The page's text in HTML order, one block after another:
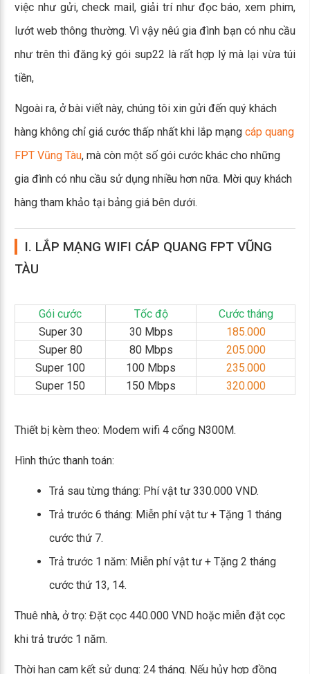
việc như gửi, check mail, giải trí như đọc báo, xem phim,
lướt web thông thường. Vì vậy nêú gia đình bạn có nhu cầu
như trên thì đăng ký gói sup22 là rất hợp lý mà lại vừa túi
tiền,
Ngoài ra, ở bài viết này, chúng tôi xin gửi đến quý khách
hàng không chỉ giá cước thấp nhất khi lắp mạng cáp quang
FPT Vũng Tàu, mà còn một số gói cước khác cho những
gia đình có nhu cầu sử dụng nhiều hơn nữa. Mời quy khách
hàng tham khảo tại bảng giá bên dưới.
I. LẮP MẠNG WIFI CÁP QUANG FPT VŨNG
TÀU
Gói cước Tốc độ
Cước tháng
Super 30
30 Mbps
185.000
Super 80
80 Mbps
205.000
Super 100
100 Mbps
235.000
Super 150
150 Mbps 320.000
Thiết bị kèm theo: Modem wifi 4 cổng N300M.
Hình thức thanh toán:
Trả sau từng tháng: Phí vật tư 330.000 VND.
Trả trước 6 tháng: Miễn phí vật tư + Tặng 1 tháng
cước thứ 7.
Trả trước 1 năm: Miễn phí vật tư + Tặng 2 tháng
cước thứ 13, 14.
Thuê nhà, ở trọ: Đặt cọc 440.000 VND hoặc miễn đặt cọc
khi trả trước 1 năm.
Thời hạn cam kết sử dụng: 24 tháng. Nếu hủy hợp đồng